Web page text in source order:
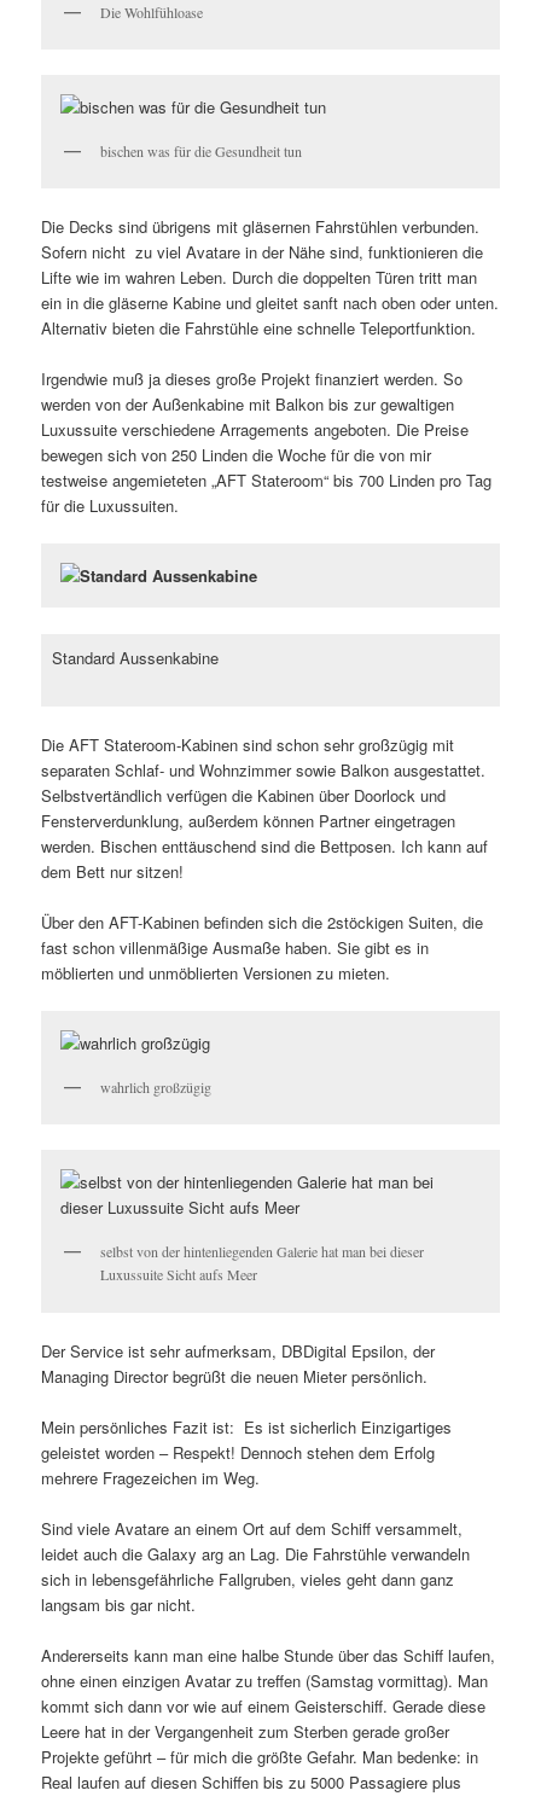
Die Wohlfühloase
bischen was für die Gesundheit tun
Die Decks sind übrigens mit gläsernen Fahrstühlen verbunden.
Sofern nicht zu viel Avatare in der Nähe sind, funktionieren die
Lifte wie im wahren Leben. Durch die doppelten Türen tritt man
ein in die gläserne Kabine und gleitet sanft nach oben oder unten.
Alternativ bieten die Fahrstühle eine schnelle Teleportfunktion.
Irgendwie muß ja dieses große Projekt finanziert werden. So
werden von der Außenkabine mit Balkon bis zur gewaltigen
Luxussuite verschiedene Arragements angeboten. Die Preise
bewegen sich von 250 Linden die Woche für die von mir
testweise angemieteten „AFT Stateroom“ bis 700 Linden pro Tag
für die Luxussuiten.
Standard Aussenkabine
Die AFT Stateroom-Kabinen sind schon sehr großzügig mit
separaten Schlaf- und Wohnzimmer sowie Balkon ausgestattet.
Selbstvertändlich verfügen die Kabinen über Doorlock und
Fensterverdunklung, außerdem können Partner eingetragen
werden. Bischen enttäuschend sind die Bettposen. Ich kann auf
dem Bett nur sitzen!
Über den AFT-Kabinen befinden sich die 2stöckigen Suiten, die
fast schon villenmäßige Ausmaße haben. Sie gibt es in
möblierten und unmöblierten Versionen zu mieten.
wahrlich großzügig
selbst von der hintenliegenden Galerie hat man bei dieser
Luxussuite Sicht aufs Meer
Der Service ist sehr aufmerksam, DBDigital Epsilon, der
Managing Director begrüßt die neuen Mieter persönlich.
Mein persönliches Fazit ist: Es ist sicherlich Einzigartiges
geleistet worden – Respekt! Dennoch stehen dem Erfolg
mehrere Fragezeichen im Weg.
Sind viele Avatare an einem Ort auf dem Schiff versammelt,
leidet auch die Galaxy arg an Lag. Die Fahrstühle verwandeln
sich in lebensgefährliche Fallgruben, vieles geht dann ganz
langsam bis gar nicht.
Andererseits kann man eine halbe Stunde über das Schiff laufen,
ohne einen einzigen Avatar zu treffen (Samstag vormittag). Man
kommt sich dann vor wie auf einem Geisterschiff. Gerade diese
Leere hat in der Vergangenheit zum Sterben gerade großer
Projekte geführt – für mich die größte Gefahr. Man bedenke: in
Real laufen auf diesen Schiffen bis zu 5000 Passagiere plus